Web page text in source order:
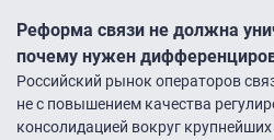
Реформа связи не должна
почему нужен
Российский рынок операторов
не с повышением качества
консолидацией вокруг